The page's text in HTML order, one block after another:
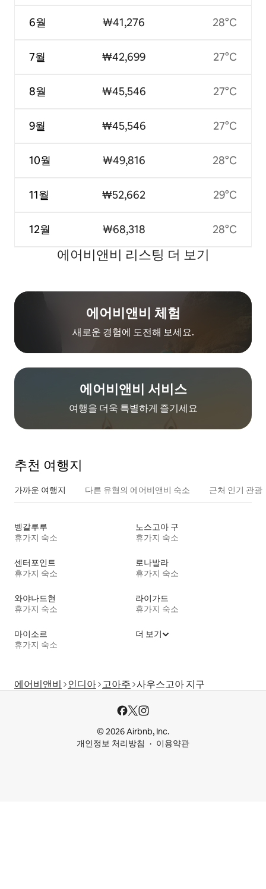
6월
7월
8월
9월
10월
11월
12월
₩41,276
₩42,699
₩45,546
₩45,546
₩49,816
₩52,662
₩68,318
28°C
27°C
27°C
27°C
28°C
29°C
28°C
에어비앤비 리스팅 더 보기
에어비앤비 체험
새로운 경험에 도전해 보세요.
에어비앤비 서비스
여행을 더욱 특별하게 즐기세요
추천 여행지
가까운 여행지 다른 유형의 에어비앤비 숙소 근처 인기 관광
벵갈루루
휴가지 숙소
노스고아 구
휴가지 숙소
센터포인트
휴가지 숙소
로나발라
휴가지 숙소
와야나드현
휴가지 숙소
라이가드
휴가지 숙소
마이소르
휴가지 숙소
더 보기
에어비앤비 인디아 고아주 사우스고아 지구
© 2026 Airbnb, Inc.
개인정보 처리방침
이용약관